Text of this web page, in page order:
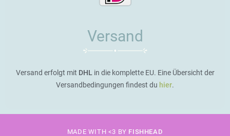
Versand
Versand erfolgt mit DHLin die komplette EU. Eine Übersicht der
Versandbedingungen findest du hier.
MADE WITH <3 BY FISHHEAD